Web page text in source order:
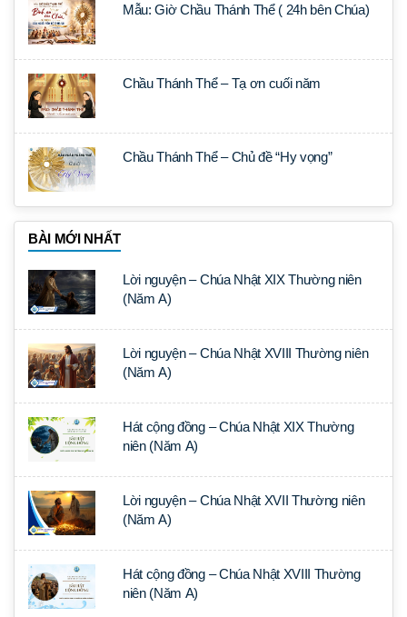
Mẫu: Giờ Chầu Thánh Thể ( 24h bên Chúa)
Chầu Thánh Thể – Tạ ơn cuối năm
Chầu Thánh Thể – Chủ đề “Hy vọng”
BÀI MỚI NHẤT
Lời nguyện – Chúa Nhật XIX Thường niên
(Năm A)
Lời nguyện – Chúa Nhật XVIII Thường niên
(Năm A)
Hát cộng đồng – Chúa Nhật XIX Thường
niên (Năm A)
Lời nguyện – Chúa Nhật XVII Thường niên
(Năm A)
Hát cộng đồng – Chúa Nhật XVIII Thường
niên (Năm A)